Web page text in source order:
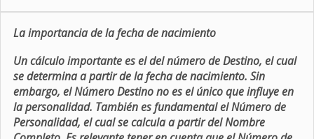
La importancia de la fecha de nacimiento
Un cálculo importante es el del número de Destino, el cual
se determina a partir de la fecha de nacimiento. Sin
embargo, el Número Destino no es el único que influye en
la personalidad. También es fundamental el Número de
Personalidad, el cual se calcula a partir del Nombre